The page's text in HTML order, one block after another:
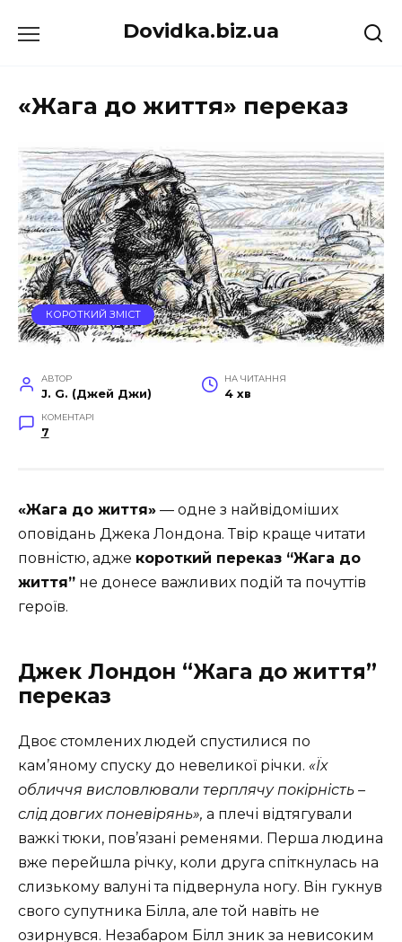
до
Dovidka.biz.ua
«Жага до життя» переказ
КОРОТКИЙ ЗМІСТ
АВТОР
J. G. (Джей Джи)
НА ЧИТАННЯ
4 хв
КОМЕНТАРІ
7
«Жага до життя» — одне з найвідоміших
оповідань Джека Лондона. Твір краще читати
повністю, адже короткий переказ “Жага до
життя” не донесе важливих подій та почуттів
героїв.
Джек Лондон “Жага до життя”
переказ
Двоє стомлених людей спустилися по
кам’яному спуску до невеликої річки. «Їх
обличчя висловлювали терплячу покірність –
слід довгих поневірянь», а плечі відтягували
важкі тюки, пов’язані ременями. Перша людина
вже перейшла річку, коли друга спіткнулась на
слизькому валуні та підвернула ногу. Він гукнув
свого супутника Білла, але той навіть не
озирнувся. Незабаром Білл зник за невисоким